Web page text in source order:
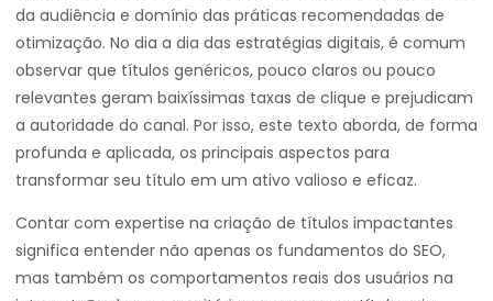
da audiência e domínio das práticas recomendadas de
otimização. No dia a dia das estratégias digitais, é comum
observar que títulos genéricos, pouco claros ou pouco
relevantes geram baixíssimas taxas de clique e prejudicam
a autoridade do canal. Por isso, este texto aborda, de forma
profunda e aplicada, os principais aspectos para
transformar seu título em um ativo valioso e eficaz.
Contar com expertise na criação de títulos impactantes
significa entender não apenas os fundamentos do SEO,
mas também os comportamentos reais dos usuários na